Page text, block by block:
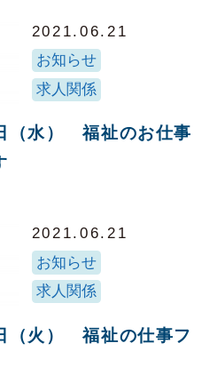
2021.06.21
お知らせ
求人関係
（水） 福祉のお仕事
2021.06.21
お知らせ
求人関係
（火） 福祉の仕事フ